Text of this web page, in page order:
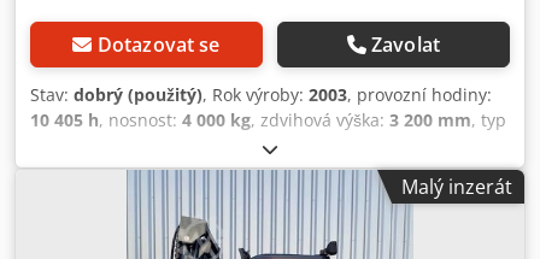
Dotazovat se Zavolat
Stav: dobrý (použitý), Rok výroby: 2003, provozní hodiny:
10 405 h, nosnost: 4 000 kg, zdvihová výška: 3 200 mm, typ
duplex
mm, Linde H40T-02 Duplo 320, boční posuv, motor Perkins,
nafta, rok 2003 Video lze zaslat prostřednictvím aplikace
WhatsApp. Stálá dostupnost, podrobnosti na webových
stránkách. Chedszr Eplspfx Apdea Ceny jsou uvedeny bez
Malý inzerát